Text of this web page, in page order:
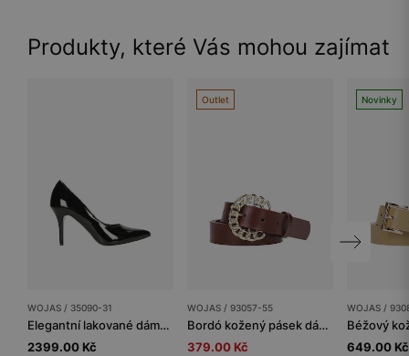
Produkty, které Vás mohou zajímat
WOJAS / 35090-31
Elegantní lakované dámské lodičky na vysokém podpatku černé
2399.00 Kč
Outlet
WOJAS / 93057-55
Bordó kožený pásek dámský s kulatou zlatou sponou
379.00 Kč
Novinky
WOJAS /
649.00 Kč